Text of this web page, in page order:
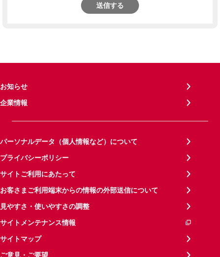
送信する
お知らせ
企業情報
パーソナルデータ（個人情報など）について
プライバシーポリシー
サイトご利用にあたって
お客さまご利用端末からの情報の外部送信について
見やすさ・使いやすさの調整
サイトメンテナンス情報
サイトマップ
ご意見・ご要望